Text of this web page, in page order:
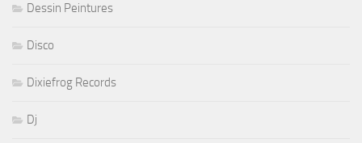
Dessin Peintures
Disco
Dixiefrog Records
Dj